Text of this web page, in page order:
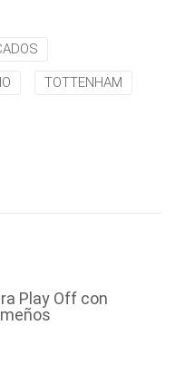
TOTTENHAM
Play Off con